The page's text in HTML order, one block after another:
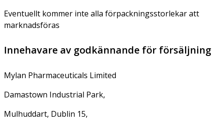
Eventuellt kommer inte alla förpackningsstorlekar att
marknadsföras
Innehavare av godkännande för försäljning
Mylan Pharmaceuticals Limited
Damastown Industrial Park,
Mulhuddart, Dublin 15,